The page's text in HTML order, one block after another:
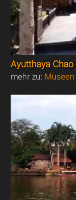
Ayutthaya
mehr zu: